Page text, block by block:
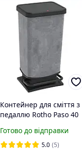
Контейнер для сміття з
педаллю Rotho Paso 40
Готово до відправки
5.0 (5)